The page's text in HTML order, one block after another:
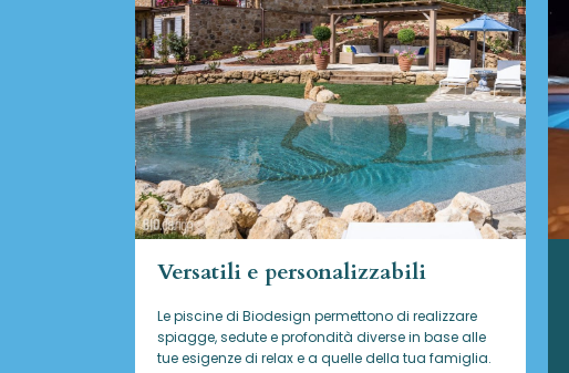
Versatili e personalizzabili
Le piscine di Biodesign permettono di realizzare
spiagge, sedute e profondità diverse in base alle
tue esigenze di relax e a quelle della tua famiglia.